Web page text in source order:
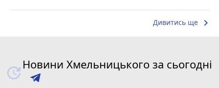
Дивитись ще keyboard_arrow_right
Новини Хмельницького за сьогодні